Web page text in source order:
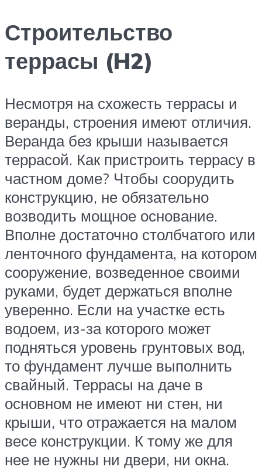
Строительство
террасы (H2)
Несмотря на схожесть террасы и
веранды, строения имеют отличия.
Веранда без крыши называется
террасой. Как пристроить террасу в
частном доме? Чтобы соорудить
конструкцию, не обязательно
возводить мощное основание.
Вполне достаточно столбчатого или
ленточного фундамента, на котором
сооружение, возведенное своими
руками, будет держаться вполне
уверенно. Если на участке есть
водоем, из-за которого может
подняться уровень грунтовых вод,
то фундамент лучше выполнить
свайный. Террасы на даче в
основном не имеют ни стен, ни
крыши, что отражается на малом
весе конструкции. К тому же для
нее не нужны ни двери, ни окна.